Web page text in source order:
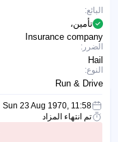
البائع:
تأمين،
Insurance company
الضرر:
Hail
النوع:
Run & Drive
Sun 23 Aug 1970, 11:58
تم انتهاء المزاد